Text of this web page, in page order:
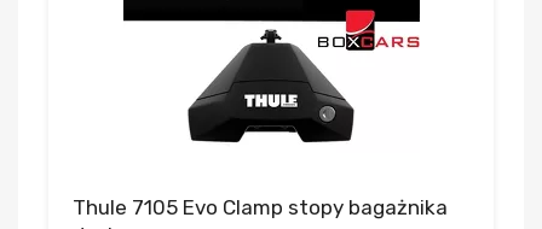
Thule 7105 Evo Clamp stopy bagażnika